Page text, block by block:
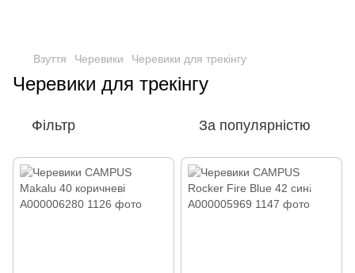
Взуття Черевики Черевики для трекінгу
Черевики для трекінгу
Фільтр За популярністю